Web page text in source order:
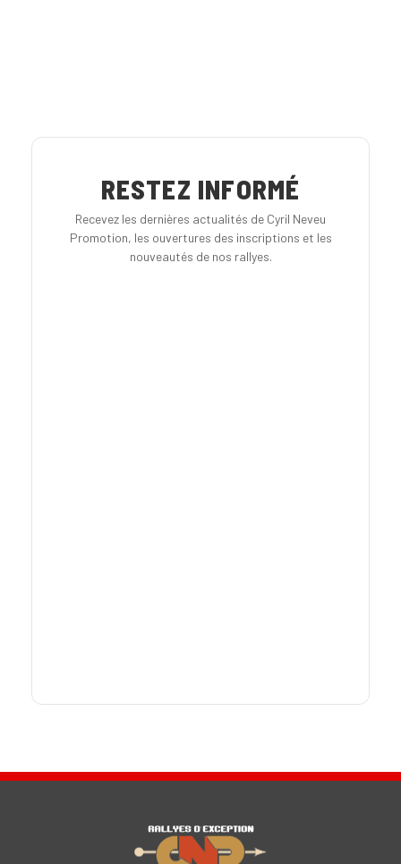
RESTEZ INFORMÉ
Recevez les dernières actualités de Cyril Neveu
Promotion, les ouvertures des inscriptions et les
nouveautés de nos rallyes.